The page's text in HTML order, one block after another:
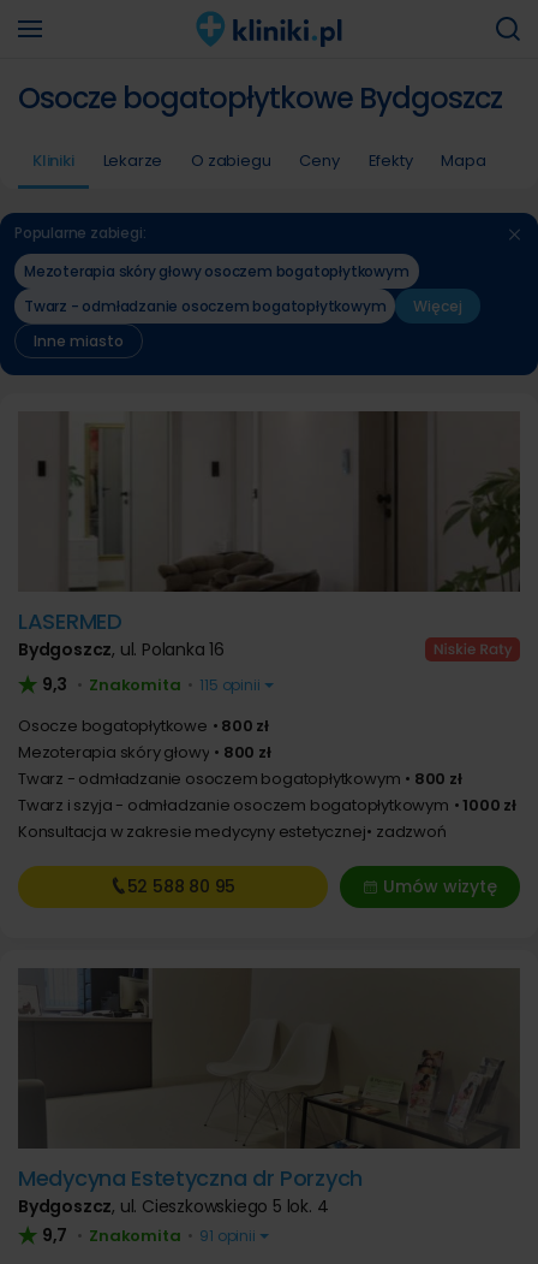
Osocze bogatopłytkowe Bydgoszcz
Kliniki Lekarze O zabiegu Ceny Efekty Mapa
Popularne zabiegi:
Mezoterapia skóry głowy osoczem bogatopłytkowym
Twarz - odmładzanie osoczem bogatopłytkowym
Więcej
Inne miasto
LASERMED
Bydgoszcz, ul. Polanka 16
9,3 • Znakomita • 115 opinii
Osocze bogatopłytkowe
800 zł
Mezoterapia skóry głowy
800 zł
Twarz - odmładzanie osoczem bogatopłytkowym
800 zł
Twarz i szyja - odmładzanie osoczem bogatopłytkowym
1000 zł
Konsultacja w zakresie medycyny estetycznej zadzwoń
Umów wizytę
52 588 80 95
Medycyna Estetyczna dr Porzych
Bydgoszcz, ul. Cieszkowskiego 5 lok. 4
9,7 • Znakomita • 91 opinii